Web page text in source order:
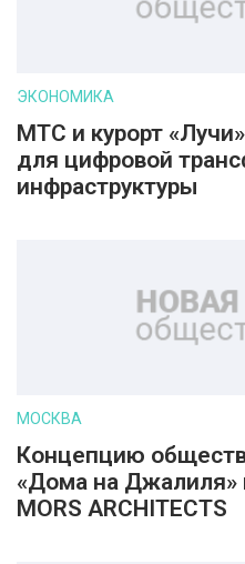
ЭКОНОМИКА
МТС и курорт
для цифровой
инфраструктуры
МОСКВА
Концепцию
«Дома на Джалиля»
MORS ARCHITECTS